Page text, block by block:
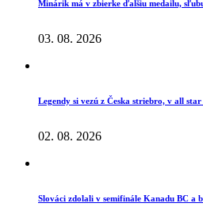
Minárik má v zbierke ďalšiu medailu,
03. 08. 2026
Legendy si vezú z Česka striebro, v all
02. 08. 2026
Slováci zdolali v semifinále Kanadu BC a